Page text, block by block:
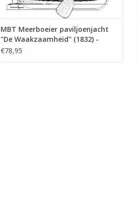
MBT Meerboeier paviljoenjacht
"De Waakzaamheid" (1832) -
Bouwtekening Schaal 1 : 30
€78,95